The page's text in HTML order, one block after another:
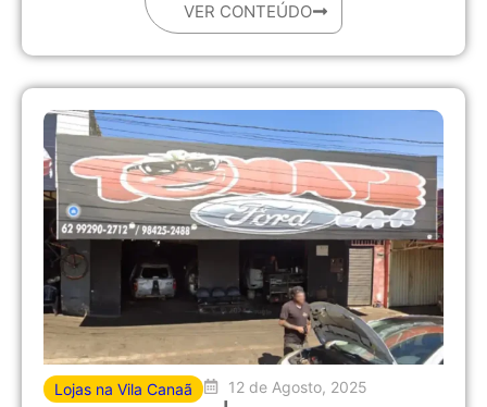
VER CONTEÚDO
Lojas na Vila Canaã 12 de Agosto, 2025